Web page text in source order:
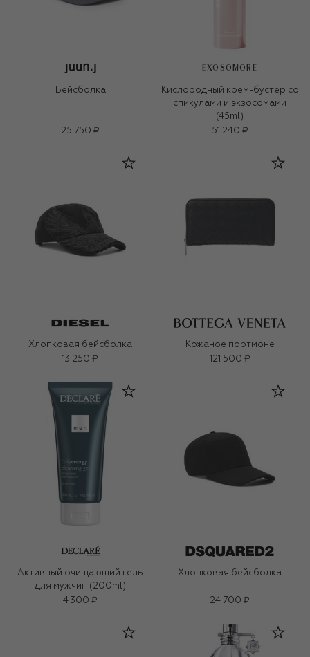
Бейсболка
25 750 ₽
EXOSOMORE
Кислородный крем-бустер со
спикулами и экзосомами
(45ml)
51 240 ₽
Хлопковая бейсболка
13 250 ₽
Кожаное портмоне
121 500 ₽
Активный очищающий гель
для мужчин (200ml)
4 300 ₽
Хлопковая бейсболка
24 700 ₽